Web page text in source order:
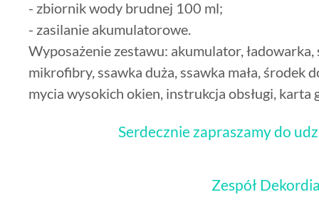
- zbiornik wody brudnej 100 ml;
- zasilanie akumulatorowe.
Wyposażenie zestawu: akumulator, ładowarka,
mikrofibry, ssawka duża, ssawka mała, środek
mycia wysokich okien, instrukcja obsługi, karta
Serdecznie zapraszamy do
Zespół